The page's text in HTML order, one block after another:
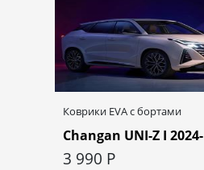
Коврики EVA c бортами
Changan UNI-Z I 2024-
3 990 Р